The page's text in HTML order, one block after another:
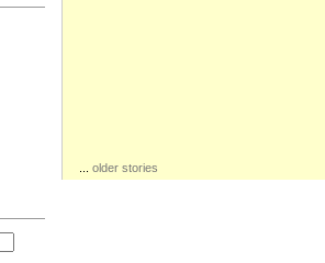
... older stories